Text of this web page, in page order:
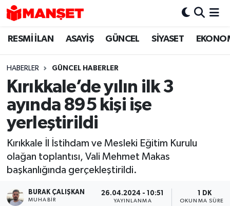
RESMİ İLAN ASAYİŞ GÜNCEL SİYASET
HABERLER GÜNCEL HABERLER
Kırıkkale’de yılın ilk 3
ayında 895 kişi işe
yerleştirildi
Kırıkkale İl İstihdam ve Mesleki Eğitim Kurulu
olağan toplantısı, Vali Mehmet Makas
başkanlığında gerçekleştirildi.
BURAK ÇALIŞKAN
MUHABIR
26.04.2024 - 10:51
YAYINLANMA
1 DK
OKUNMA SÜRESI
Hava Durumu
Trafik Durumu
Süper Lig Puan Durumu ve Fikstür
Tüm Manşetler
Son Dakika Haberleri
Haber Arşivi